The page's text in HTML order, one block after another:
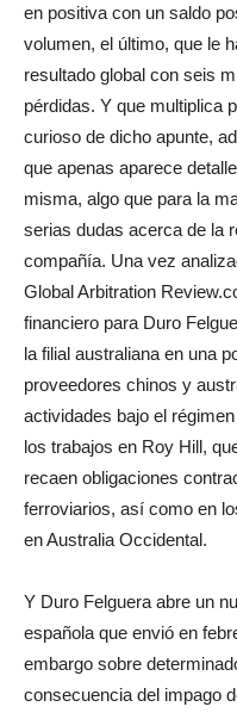
en positiva con un saldo
volumen, el último, que le
resultado global con seis
pérdidas. Y que multiplica
curioso de dicho apunte,
que apenas aparece
misma, algo que para la
serias dudas acerca de la
compañía. Una vez
Global Arbitration
financiero para Duro
la filial australiana en una
proveedores chinos y
actividades bajo el
los trabajos en Roy Hill,
recaen obligaciones
ferroviarios, así como en
en Australia Occidental.
Y Duro Felguera abre un
española que envió en
embargo sobre
consecuencia del impago